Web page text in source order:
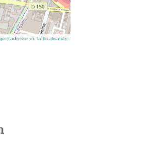
l’adresse ou la localisation